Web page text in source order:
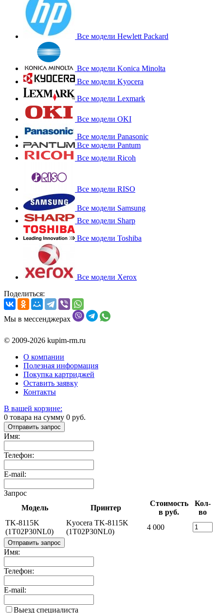
Все модели Hewlett Packard
Все модели Konica Minolta
Все модели Kyocera
Все модели Lexmark
Все модели OKI
Все модели Panasonic
Все модели Pantum
Все модели Ricoh
Все модели RISO
Все модели Samsung
Все модели Sharp
Все модели Toshiba
Все модели Xerox
Поделиться:
Мы в мессенджерах
© 2009-2026 kupim-rm.ru
О компании
Полезная информация
Покупка картриджей
Оставить заявку
Контакты
В вашей корзине:
0 товара на сумму 0 руб.
Отправить запрос
Имя:
Телефон:
E-mail:
Запрос
Модель
Принтер
Стоимость
в руб.
Кол-
во
TK-8115K
(1T02P30NL0)
Kyocera TK-8115K
(1T02P30NL0)
4 000
Отправить запрос
Имя:
Телефон:
E-mail:
Выезд специалиста